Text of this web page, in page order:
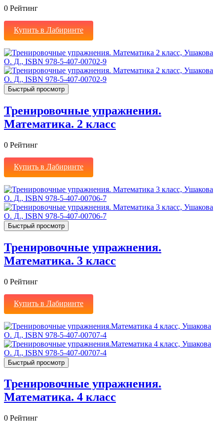
0 Рейтинг
Купить в Лабиринте
Быстрый просмотр
Тренировочные упражнения.
Математика. 2 класс
0 Рейтинг
Купить в Лабиринте
Быстрый просмотр
Тренировочные упражнения.
Математика. 3 класс
0 Рейтинг
Купить в Лабиринте
Быстрый просмотр
Тренировочные упражнения.
Математика. 4 класс
0 Рейтинг